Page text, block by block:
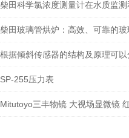
SP-255压力表